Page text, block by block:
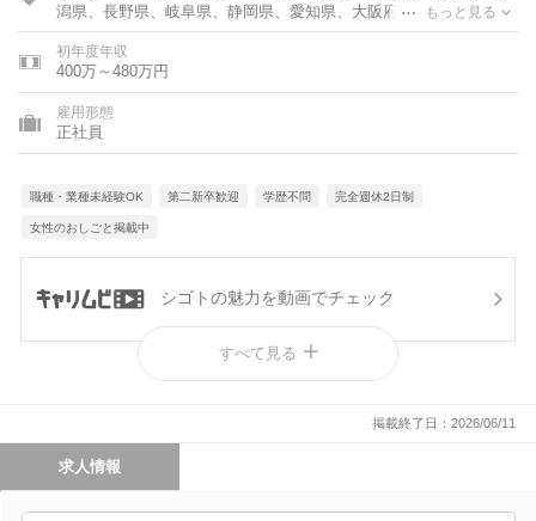
潟県、長野県、岐阜県、静岡県、愛知県、大阪府、奈良県、香川
県、福岡県、佐賀県
もっと見る
初年度年収
400万～480万円
雇用形態
正社員
職種・業種未経験OK 第二新卒歓迎 学歴不問 完全週休2日制
女性のおしごと掲載中
シゴトの魅力を動画でチェック
出展決定！
すべて見る
掲載終了日：2026/06/11
求人情報